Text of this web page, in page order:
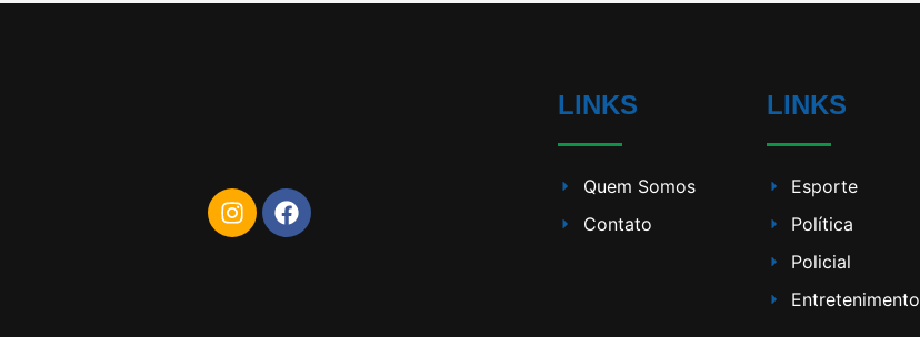
LINKS
Quem Somos
Contato
LINKS
Esporte
Política
Policial
Entretenimento